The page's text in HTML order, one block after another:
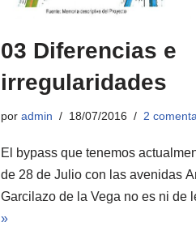
03 Diferencias e
irregularidades
por admin 18/07/2016 2
El bypass que tenemos
de 28 de Julio con las avenidas
Garcilazo de la Vega no es ni de
»